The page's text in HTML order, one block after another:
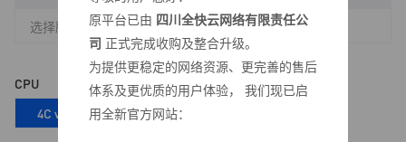
选择版本
CPU
4C vCPU
原平台已由 四川全快云网络有限责任公
司 正式完成收购及整合升级。
为提供更稳定的网络资源、更完善的售后
体系及更优质的用户体验， 我们现已启
用全新官方网站：